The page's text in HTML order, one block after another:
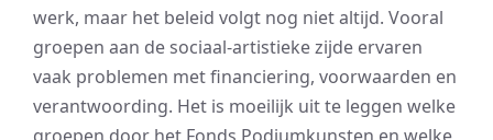
werk, maar het beleid volgt nog niet altijd. Vooral
groepen aan de sociaal-artistieke zijde ervaren
vaak problemen met financiering, voorwaarden en
verantwoording. Het is moeilijk uit te leggen welke